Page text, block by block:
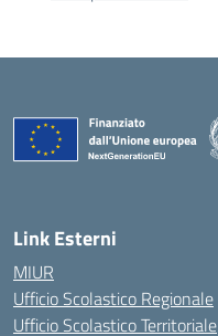
Link Esterni
MIUR
Ufficio Scolastico Regionale
Ufficio Scolastico Territoriale